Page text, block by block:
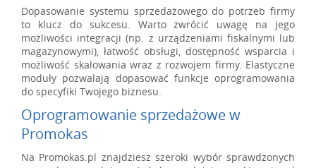
Dopasowanie systemu sprzedażowego do potrzeb firmy
to klucz do sukcesu. Warto zwrócić uwagę na jego
możliwości integracji (np. z urządzeniami fiskalnymi lub
magazynowymi), łatwość obsługi, dostępność wsparcia i
możliwość skalowania wraz z rozwojem firmy. Elastyczne
moduły pozwalają dopasować funkcje oprogramowania
do specyfiki Twojego biznesu.
Oprogramowanie sprzedażowe w
Promokas
Na Promokas.pl znajdziesz szeroki wybór sprawdzonych